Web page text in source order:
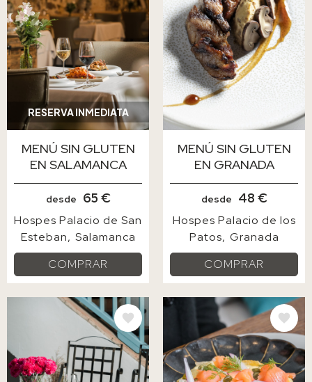
RESERVA INMEDIATA
MENÚ SIN GLUTEN
EN SALAMANCA
desde 65 €
Hospes Palacio de San
Esteban
Salamanca
COMPRAR
MENÚ SIN GLUTEN
EN GRANADA
desde 48 €
Hospes Palacio de los
Patos Granada
COMPRAR
IMAGE